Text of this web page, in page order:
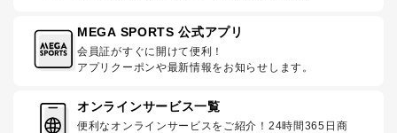
MEGA SPORTS 公式アプリ
会員証がすぐに開けて便利！
アプリクーポンや最新情報をお知らせします。
オンラインサービス一覧
便利なオンラインサービスをご紹介！24時間365日商